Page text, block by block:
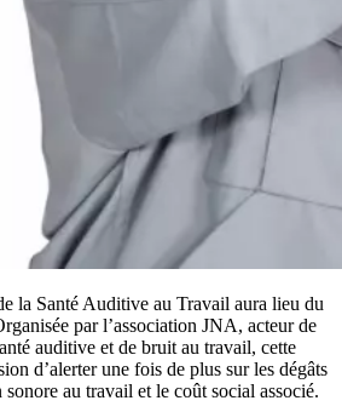
la Santé Auditive au Travail aura lieu du
par l’association JNA, acteur de
auditive et de bruit au travail, cette
d’alerter une fois de plus sur les dégâts
au travail et le coût social associé.